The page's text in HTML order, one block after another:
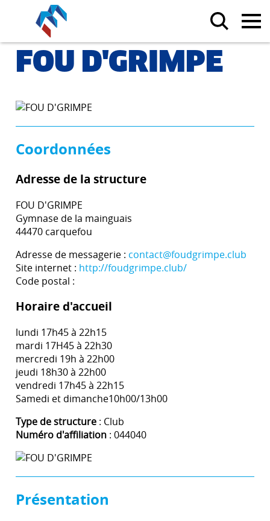
FOU D'GRIMPE
Coordonnées
Adresse de la structure
FOU D'GRIMPE
Gymnase de la mainguais
44470 carquefou
Adresse de messagerie : contact@foudgrimpe.club
Site internet : http://foudgrimpe.club/
Code postal :
Horaire d'accueil
lundi 17h45 à 22h15
mardi 17H45 à 22h30
mercredi 19h à 22h00
jeudi 18h30 à 22h00
vendredi 17h45 à 22h15
Samedi et dimanche10h00/13h00
Type de structure : Club
Numéro d'affiliation : 044040
Présentation